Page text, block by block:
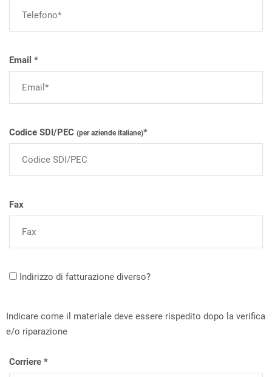
Email *
Codice SDI/PEC (per aziende italiane)*
Fax
Indirizzo di fatturazione diverso?
Indicare come il materiale deve essere rispedito dopo la verifica
e/o riparazione
Corriere *